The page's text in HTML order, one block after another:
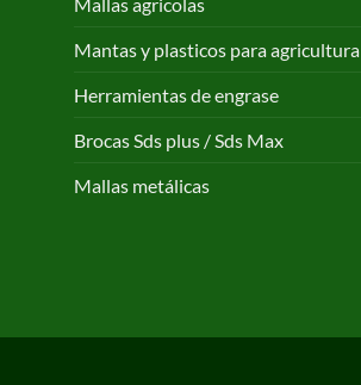
Mallas agricolas
Mantas y plasticos para agricultura
Herramientas de engrase
Brocas Sds plus / Sds Max
Mallas metálicas